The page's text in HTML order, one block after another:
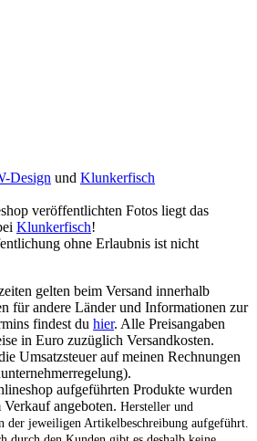
Design und Klunkerfisch
veröffentlichten Fotos liegt das
Klunkerfisch!
ohne Erlaubnis ist nicht
gelten beim Versand innerhalb
für andere Länder und Informationen zur
findest du hier. Alle Preisangaben
in Euro zuzüglich Versandkosten.
Umsatzsteuer auf meinen Rechnungen
aufgeführten Produkte wurden
angeboten. Hersteller und
der jeweiligen Artikelbeschreibung aufgeführt.